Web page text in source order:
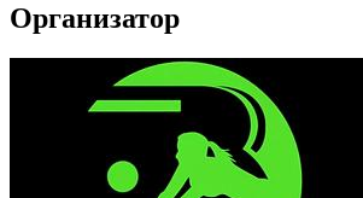
Организатор